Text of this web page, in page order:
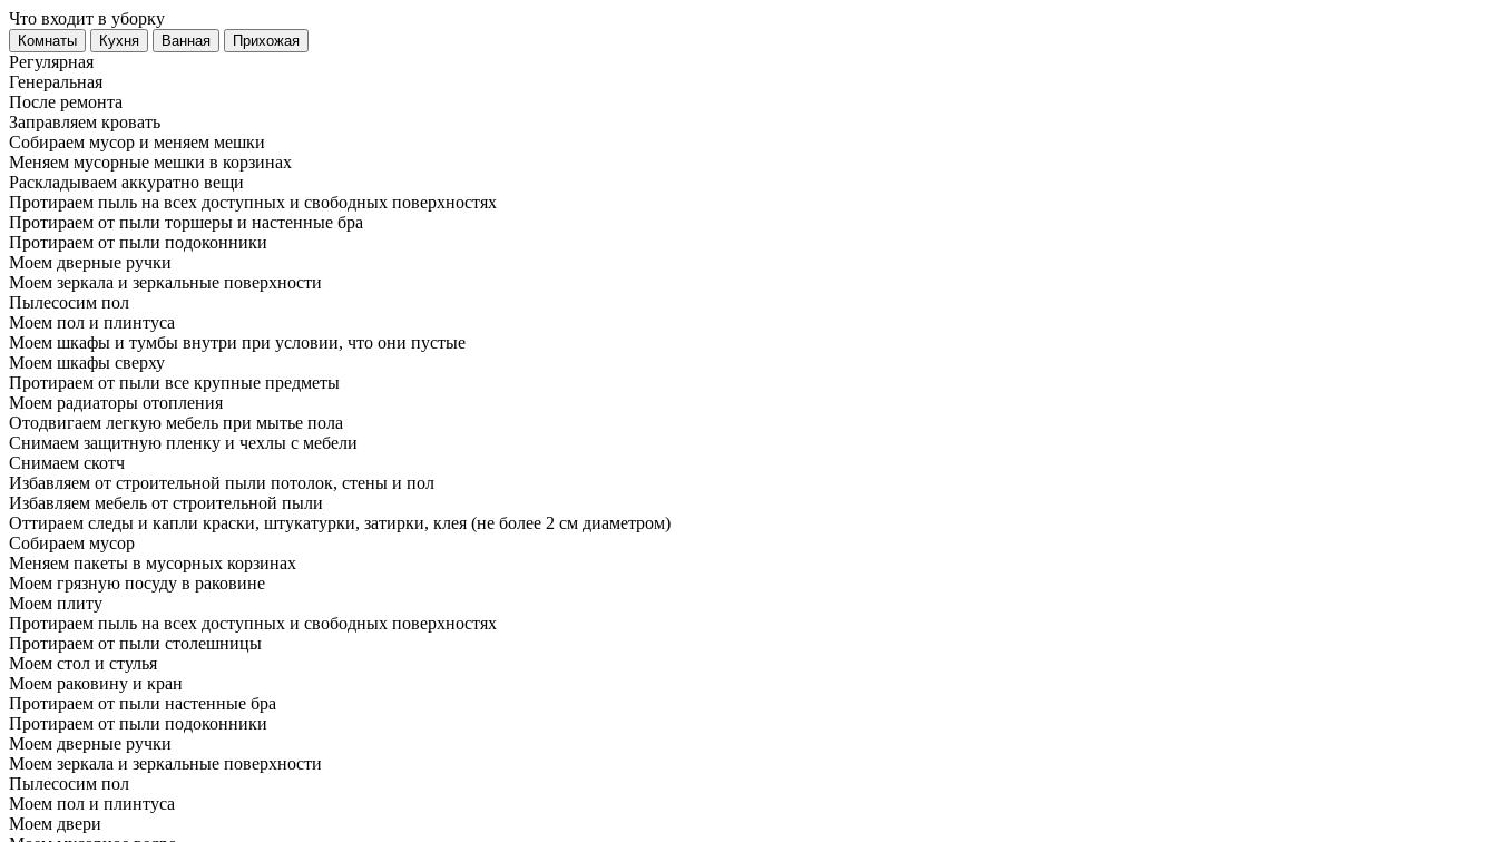
Что входит в уборку
Регу­лярная
Гене­ральная
После ремонта
Заправляем кровать
Собираем мусор и меняем мешки
Меняем мусорные мешки в корзинах
Раскладываем аккуратно вещи
Протираем пыль на всех доступных и свободных поверхностях
Протираем от пыли торшеры и настенные бра
Протираем от пыли подоконники
Моем дверные ручки
Моем зеркала и зеркальные поверхности
Пылесосим пол
Моем пол и плинтуса
Моем шкафы и тумбы внутри при условии, что они пустые
Моем шкафы сверху
Протираем от пыли все крупные предметы
Моем радиаторы отопления
Отодвигаем легкую мебель при мытье пола
Снимаем защитную пленку и чехлы с мебели
Снимаем скотч
Избавляем от строительной пыли потолок, стены и пол
Избавляем мебель от строительной пыли
Оттираем следы и капли краски, штукатурки, затирки, клея (не более 2 см диаметром)
Собираем мусор
Меняем пакеты в мусорных корзинах
Моем грязную посуду в раковине
Моем плиту
Протираем пыль на всех доступных и свободных поверхностях
Протираем от пыли столешницы
Моем стол и стулья
Моем раковину и кран
Протираем от пыли настенные бра
Протираем от пыли подоконники
Моем дверные ручки
Моем зеркала и зеркальные поверхности
Пылесосим пол
Моем пол и плинтуса
Моем двери